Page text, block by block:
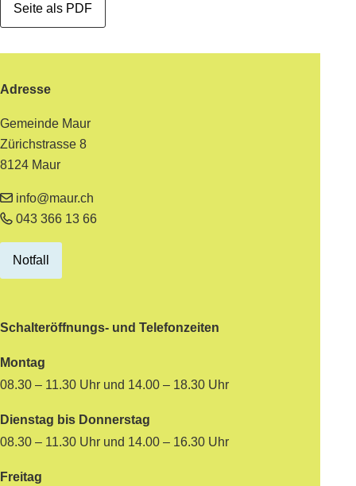
Seite als PDF
Adresse
Gemeinde Maur
Zürichstrasse 8
8124 Maur
info@maur.ch
043 366 13 66
Notfall
Schalteröffnungs- und Telefonzeiten
Montag
08.30 – 11.30 Uhr und 14.00 – 18.30 Uhr
Dienstag bis Donnerstag
08.30 – 11.30 Uhr und 14.00 – 16.30 Uhr
Freitag